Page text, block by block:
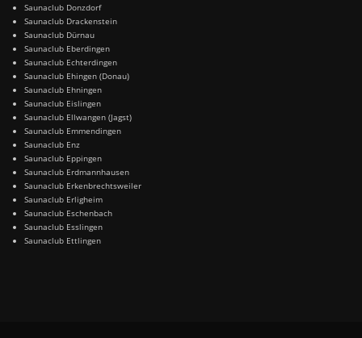
Saunaclub Donzdorf
Saunaclub Drackenstein
Saunaclub Dürnau
Saunaclub Eberdingen
Saunaclub Echterdingen
Saunaclub Ehingen (Donau)
Saunaclub Ehningen
Saunaclub Eislingen
Saunaclub Ellwangen (Jagst)
Saunaclub Emmendingen
Saunaclub Enz
Saunaclub Eppingen
Saunaclub Erdmannhausen
Saunaclub Erkenbrechtsweiler
Saunaclub Erligheim
Saunaclub Eschenbach
Saunaclub Esslingen
Saunaclub Ettlingen